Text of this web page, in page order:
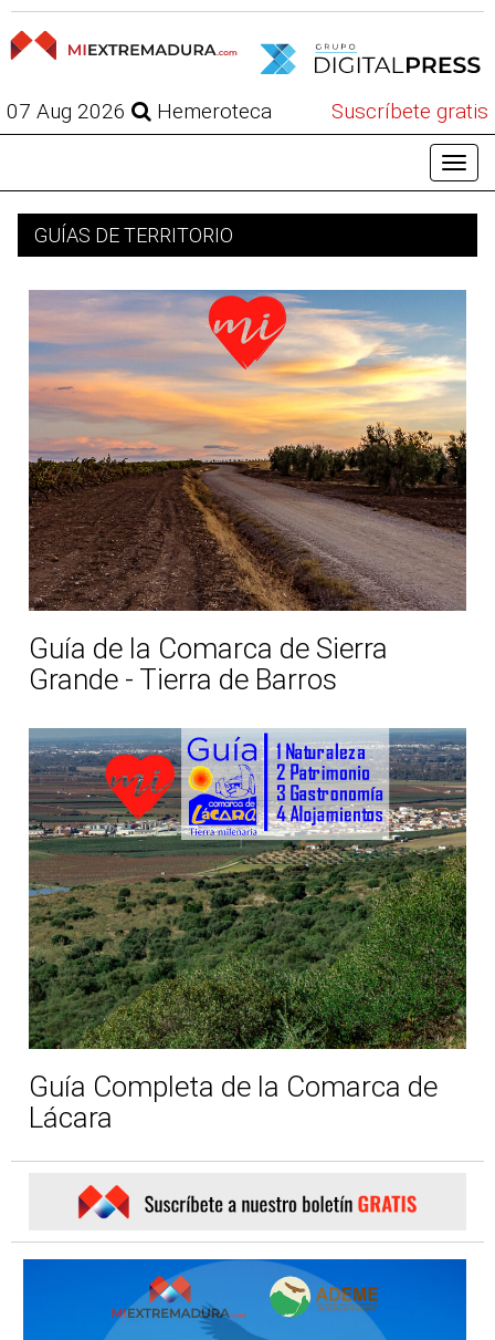
07 Aug 2026 Hemeroteca Suscríbete gratis
GUÍAS DE TERRITORIO
Guía de la Comarca de Sierra
Grande - Tierra de Barros
Guía Completa de la Comarca de
Lácara